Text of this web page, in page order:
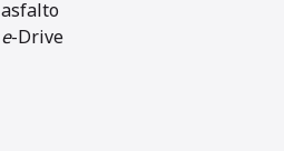
asfalto
e-Drive